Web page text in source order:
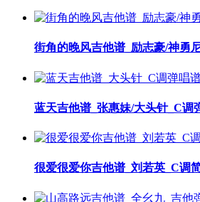
街角的晚风吉他谱_励志豪/神勇
蓝天吉他谱_张惠妹/大头针_C调
很爱很爱你吉他谱_刘若英_C调